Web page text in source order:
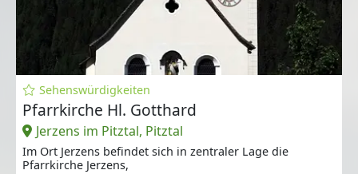
Sehenswürdigkeiten
Pfarrkirche Hl. Gotthard
Jerzens im Pitztal, Pitztal
Im Ort Jerzens befindet sich in zentraler Lage die
Pfarrkirche Jerzens,